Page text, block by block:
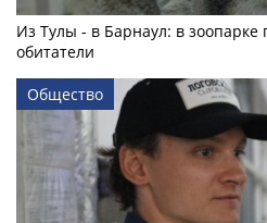
Из Тулы - в Барнаул: в зоопарке
обитатели
Общество